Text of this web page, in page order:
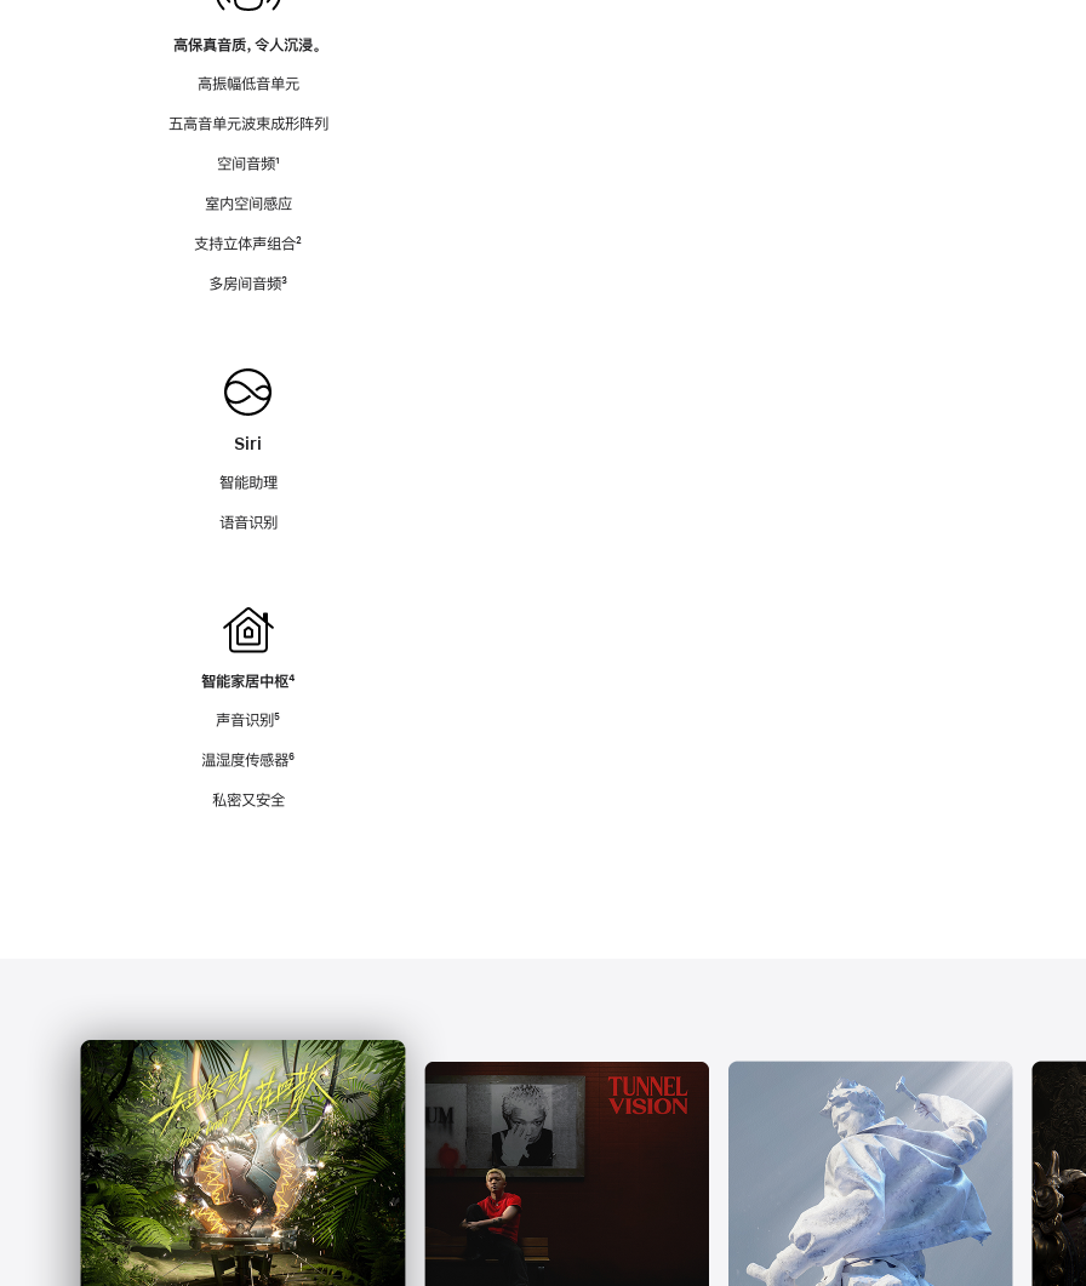
高保真音质，令人沉浸。
高振幅低音单元
五高音单元波束成形阵列
空间音频脚
¹
室内空间感应
支持立体声组合脚
²
多房间音频脚
³
Siri
智能助理
语音识别
智能家居中枢脚
⁴
声音识别脚
⁵
温湿度传感器脚
⁶
私密又安全